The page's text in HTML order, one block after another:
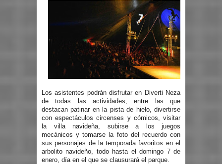
Los asistentes podrán disfrutar en Diverti Neza
de todas las actividades, entre las que
destacan patinar en la pista de hielo, divertirse
con espectáculos circenses y cómicos, visitar
la villa navideña, subirse a los juegos
mecánicos y tomarse la foto del recuerdo con
sus personajes de la temporada favoritos en el
arbolito navideño, todo hasta el domingo 7 de
enero, día en el que se clausurará el parque.